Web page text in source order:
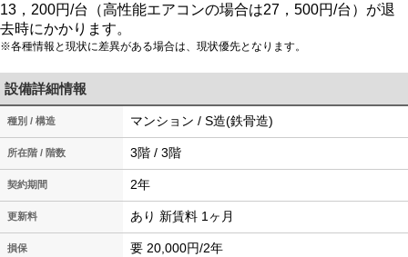
13，200円/台（高性能エアコンの場合は27，500円/台）が退
去時にかかります。
※各種情報と現状に差異がある場合は、現状優先となります。
設備詳細情報
種別 / 構造 マンション / S造(鉄骨造)
所在階 / 階数 3階 / 3階
契約期間 2年
更新料 あり 新賃料 1ヶ月
損保 要 20,000円/2年